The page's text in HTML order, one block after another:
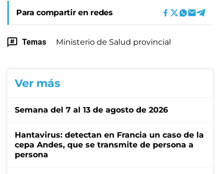
Para compartir en redes
Temas Ministerio de Salud provincial
Ver más
Semana del 7 al 13 de agosto de 2026
Hantavirus: detectan en Francia un caso de la
cepa Andes, que se transmite de persona a
persona